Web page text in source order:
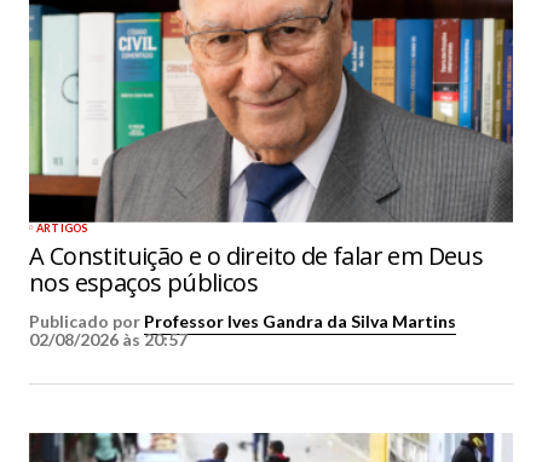
ARTIGOS
A Constituição e o direito de falar em Deus
nos espaços públicos
Publicado por Professor Ives Gandra da Silva Martins
02/08/2026 às 20:57